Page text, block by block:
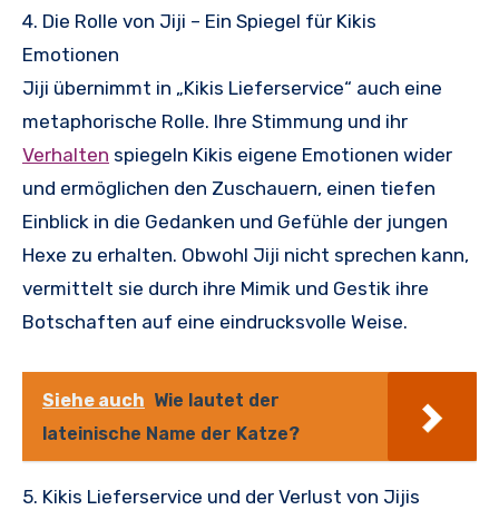
4. Die Rolle von Jiji – Ein Spiegel für Kikis
Emotionen
Jiji übernimmt in „Kikis Lieferservice“ auch eine
metaphorische Rolle. Ihre Stimmung und ihr
Verhalten spiegeln Kikis eigene Emotionen wider
und ermöglichen den Zuschauern, einen tiefen
Einblick in die Gedanken und Gefühle der jungen
Hexe zu erhalten. Obwohl Jiji nicht sprechen kann,
vermittelt sie durch ihre Mimik und Gestik ihre
Botschaften auf eine eindrucksvolle Weise.
Siehe auch Wie lautet der
lateinische Name der Katze?
5. Kikis Lieferservice und der Verlust von Jijis